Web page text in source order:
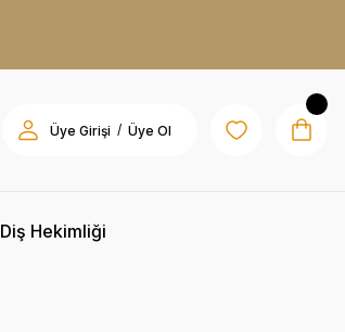
Üye Girişi / Üye Ol
Diş Hekimliği